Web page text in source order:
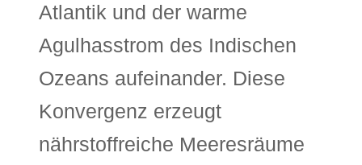
Atlantik und der warme
Agulhasstrom des Indischen
Ozeans aufeinander. Diese
Konvergenz erzeugt
nährstoffreiche Meeresräume